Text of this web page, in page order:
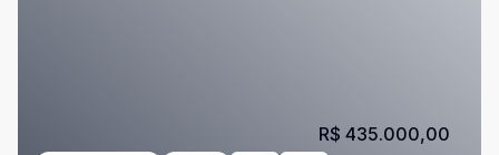
R$ 435.000,00